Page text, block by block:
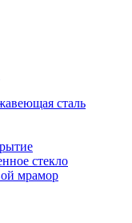
сталь
стекло
мрамор